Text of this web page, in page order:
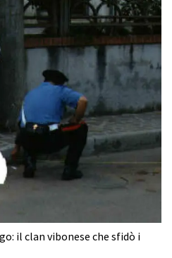
il clan vibonese che sfidò i